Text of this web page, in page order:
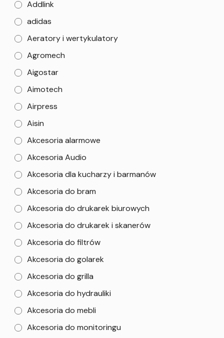
Addlink
adidas
Aeratory i wertykulatory
Agromech
Aigostar
Aimotech
Airpress
Aisin
Akcesoria alarmowe
Akcesoria Audio
Akcesoria dla kucharzy i barmanów
Akcesoria do bram
Akcesoria do drukarek biurowych
Akcesoria do drukarek i skanerów
Akcesoria do filtrów
Akcesoria do golarek
Akcesoria do grilla
Akcesoria do hydrauliki
Akcesoria do mebli
Akcesoria do monitoringu